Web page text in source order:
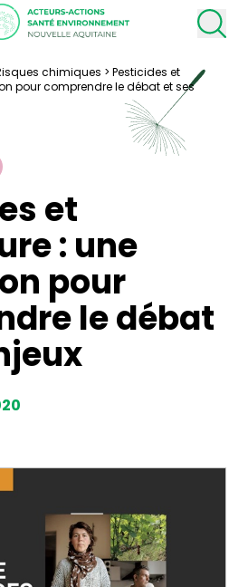
chimiques > Pesticides et
pour comprendre le débat et ses
et
: une
pour
le débat